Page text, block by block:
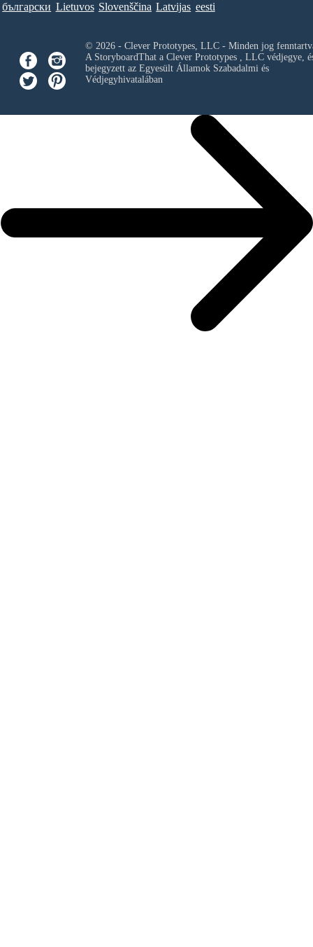
български Lietuvos Slovenščina Latvijas eesti
© 2026 - Clever Prototypes, LLC - Minden jog
A StoryboardThat a Clever Prototypes , LLCvédjegye,
bejegyzett az Egyesült Államok Szabadalmi és
Védjegyhivatalában